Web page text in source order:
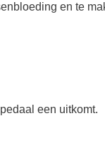
en te
een uitkomt.